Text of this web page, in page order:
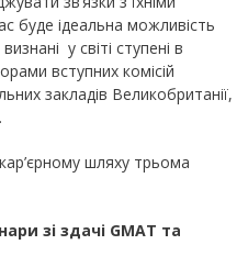
буде ідеальна можливість
у світі ступені в
вступних комісій
закладів Великобританії,
шляху трьома
зі здачі GMAT та